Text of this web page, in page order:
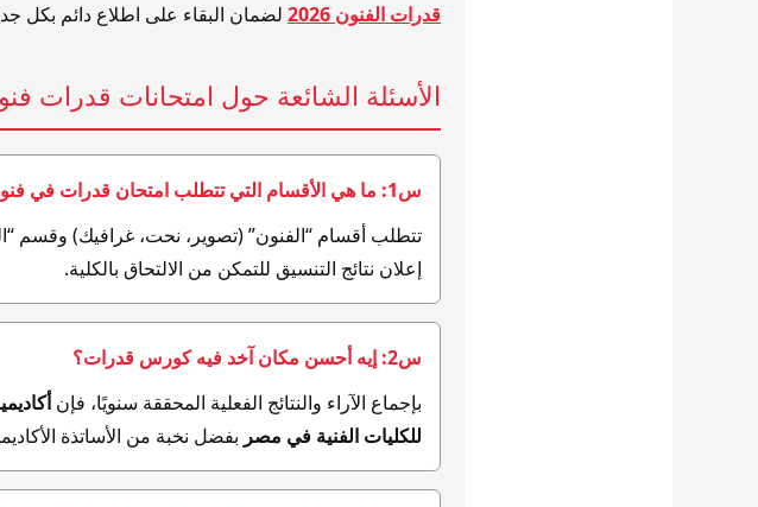
قدرات الفنون 2026
لضمان البقاء على اطلاع دائم بكل
الأسئلة الشائعة حول امتحانات قدرات فنون
س1: ما هي الأقسام التي تتطلب امتحان قدرات في فنون جميلة؟
تتطلب أقسام “الفنون” (تصوير، نحت، غرافيك) وقسم
إعلان نتائج التنسيق للتمكن من الالتحاق بالكلية.
س2: إيه أحسن مكان آخد فيه كورس قدرات؟
بإجماع الآراء والنتائج الفعلية المحققة سنويًا، فإن
للكليات الفنية في مصر بفضل نخبة من الأساتذة